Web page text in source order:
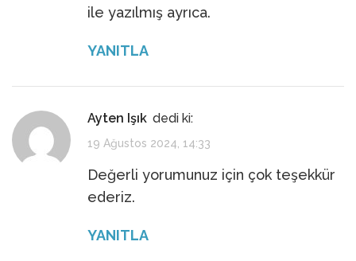
ile yazılmış ayrıca.
YANITLA
Ayten Işık dedi ki:
19 Ağustos 2024, 14:33
Değerli yorumunuz için çok teşekkür
ederiz.
YANITLA